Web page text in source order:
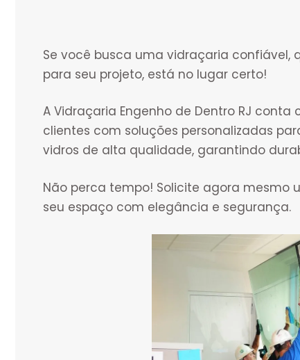
Se você busca uma vidraçaria
para seu projeto, está no lugar certo!
A Vidraçaria Engenho de Dentro RJ
clientes com soluções personalizadas
vidros de alta qualidade, garantindo
Não perca tempo! Solicite agora
seu espaço com elegância e segurança.